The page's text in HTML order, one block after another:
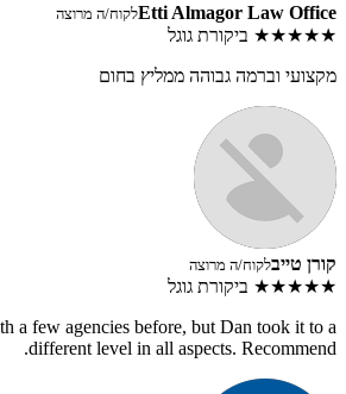
Etti Almagor Law Officeלקוח/ה מרוצה
★★★★★ ביקורת גוגל
מקצועי וברמה גבוהה ממליץ בחום
קורן טייבלקוח/ה מרוצה
★★★★★ ביקורת גוגל
a few agencies before, but Dan took it to a
different level in all aspects. Recommend.